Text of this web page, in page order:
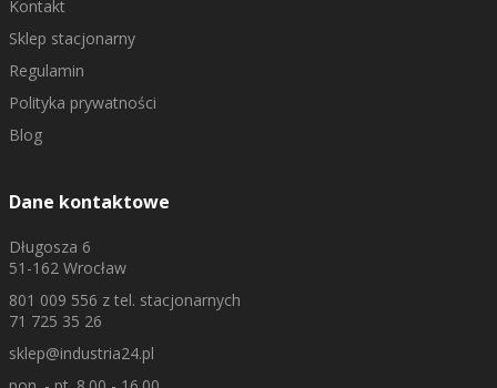
Kontakt
Sklep stacjonarny
Regulamin
Polityka prywatności
Blog
Dane kontaktowe
Długosza 6
51-162 Wrocław
801 009 556 z tel. stacjonarnych
71 725 35 26
sklep@industria24.pl